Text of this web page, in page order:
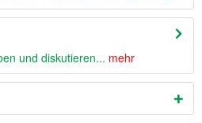
und diskutieren... mehr